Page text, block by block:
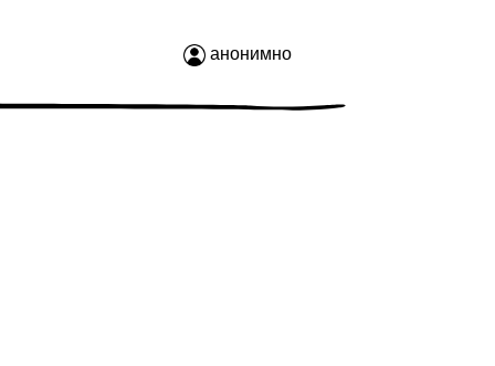
анонимно